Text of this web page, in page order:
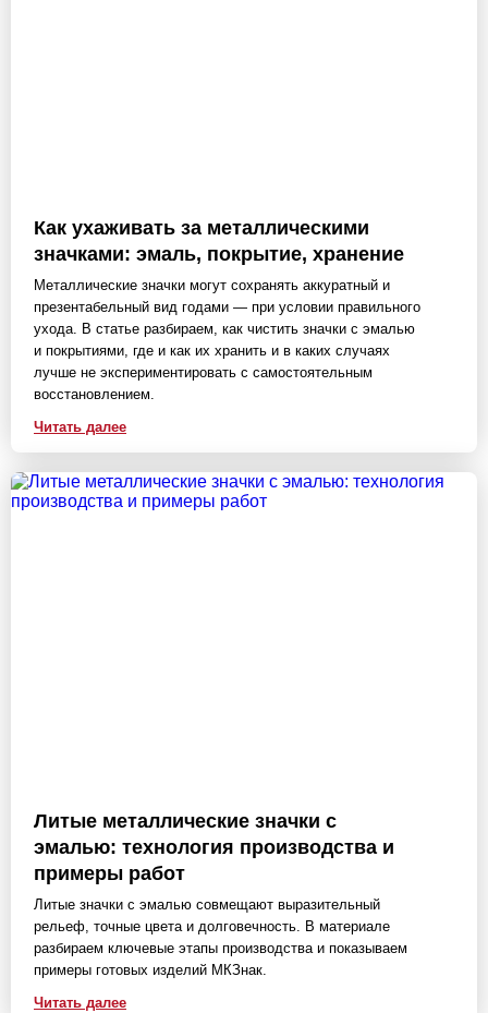
Как ухаживать за металлическими
значками: эмаль, покрытие, хранение
Металлические значки могут сохранять аккуратный и
презентабельный вид годами — при условии правильного
ухода. В статье разбираем, как чистить значки с эмалью
и покрытиями, где и как их хранить и в каких случаях
лучше не экспериментировать с самостоятельным
восстановлением.
Читать далее
Литые металлические значки с
эмалью: технология производства и
примеры работ
Литые значки с эмалью совмещают выразительный
рельеф, точные цвета и долговечность. В материале
разбираем ключевые этапы производства и показываем
примеры готовых изделий МКЗнак.
Читать далее